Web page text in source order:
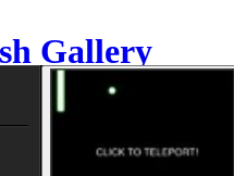
Gallery